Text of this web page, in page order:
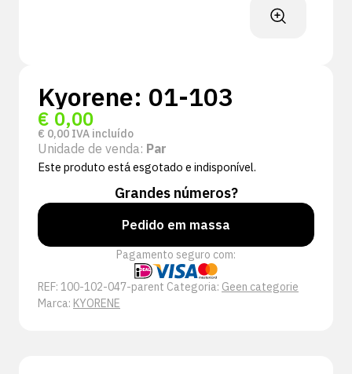
Kyorene: 01-103
€ 0,00
€ 0,00 IVA incluído
Unidade de venda: Par
Este produto está esgotado e indisponível.
Grandes números?
Pedido em massa
Pagamento seguro com:
REF: 100-102-047-parent Categoria: Geen categorie
Marca: KYORENE